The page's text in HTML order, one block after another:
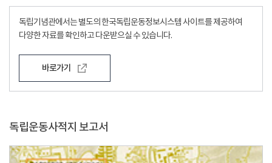
독립기념관에서는 별도의 한국독립운동정보시스템 사이트를 제공하여
다양한 자료를 확인하고 다운받으실 수 있습니다.
바로가기
독립운동사적지 보고서